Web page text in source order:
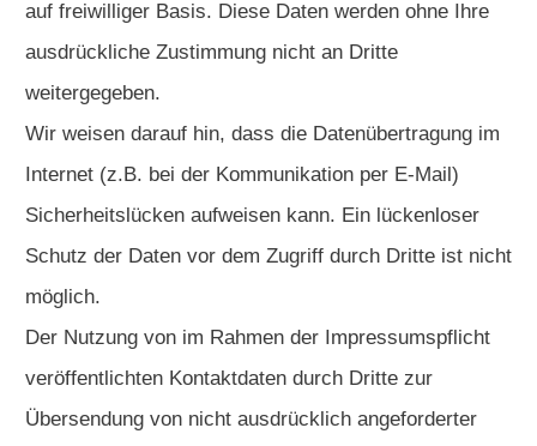
auf freiwilliger Basis. Diese Daten werden ohne Ihre
ausdrückliche Zustimmung nicht an Dritte
weitergegeben.
Wir weisen darauf hin, dass die Datenübertragung im
Internet (z.B. bei der Kommunikation per E-Mail)
Sicherheitslücken aufweisen kann. Ein lückenloser
Schutz der Daten vor dem Zugriff durch Dritte ist nicht
möglich.
Der Nutzung von im Rahmen der Impressumspflicht
veröffentlichten Kontaktdaten durch Dritte zur
Übersendung von nicht ausdrücklich angeforderter